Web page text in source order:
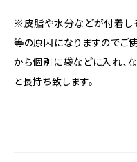
※皮脂や水分などが付着し
等の原因になりますのでご
から個別に袋などに入れ、
と長持ち致します。